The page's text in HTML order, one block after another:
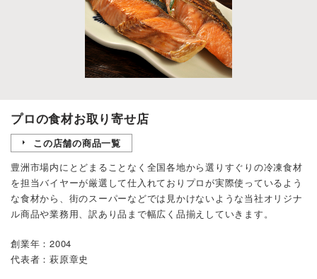
プロの食材お取り寄せ店
この店舗の商品一覧
豊洲市場内にとどまることなく全国各地から選りすぐりの冷凍食材
を担当バイヤーが厳選して仕入れておりプロが実際使っているよう
な食材から、街のスーパーなどでは見かけないような当社オリジナ
ル商品や業務用、訳あり品まで幅広く品揃えしていきます。
創業年：2004
代表者：萩原章史